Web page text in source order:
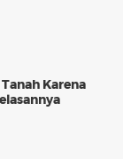
Karena